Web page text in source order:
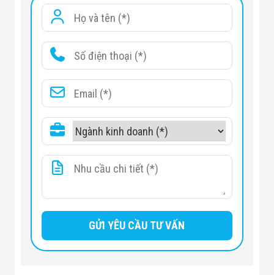
WxHxD (mm)
1600x1900x1400
Kiểm tra JIS
Dòng chảy: 1,8L / phút ~ 3,9L /
Áp suất: 0,1kgf / cm2 ~ 0,3 kgf /
Thử va đập
1 ~ 1,5mm / phút Điều chỉnh được
IPx1 IPx2: 1 ~ 1,5mm / phút, có thể
Dòng chảy: 0,07L / phút mỗi vòi
Kiểm tra phun
Vòi phun IPx3 IPx4: 2,5m ~ 3 m